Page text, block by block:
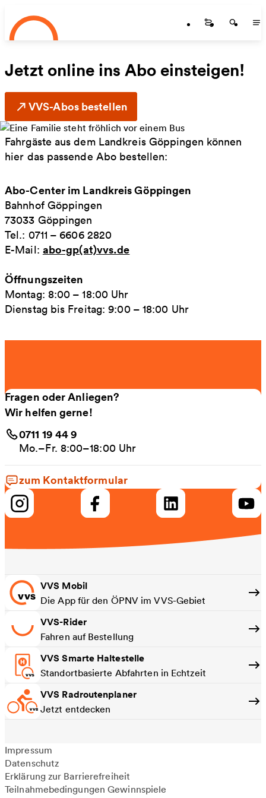
Zum Hauptinhalt springen
Startseite
Jetzt online ins Abo einsteigen!
VVS-Abos bestellen
Fahrgäste aus dem Landkreis Göppingen können
hier das passende Abo bestellen:
Abo-Center im Landkreis Göppingen
Bahnhof Göppingen
73033 Göppingen
Tel.: 0711 – 6606 2820
E-Mail: abo-gp(at)vvs.de
Öffnungszeiten
Montag: 8:00 – 18:00 Uhr
Dienstag bis Freitag: 9:00 – 18:00 Uhr
Fragen oder Anliegen?
Wir helfen gerne!
0711 19 44 9
Mo.–Fr. 8:00–18:00 Uhr
zum Kontaktformular
VVS Mobil
Die App für den ÖPNV im VVS-Gebiet
VVS-Rider
Fahren auf Bestellung
VVS Smarte Haltestelle
Standortbasierte Abfahrten in Echtzeit
VVS Radroutenplaner
Jetzt entdecken
Impressum
Datenschutz
Erklärung zur Barrierefreiheit
Teilnahmebedingungen Gewinnspiele